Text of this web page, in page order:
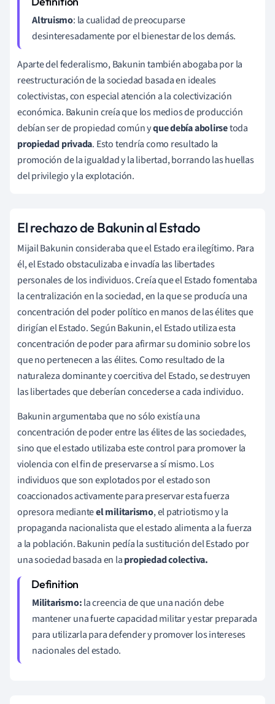
Altruismo: la cualidad de preocuparse
desinteresadamente por el bienestar de los demás.
Aparte del federalismo, Bakunin también abogaba por la
reestructuración de la sociedad basada en ideales
colectivistas, con especial atención a la colectivización
económica. Bakunin creía que los medios de producción
debían ser de propiedad común yque debía abolirsetoda
propiedad privada. Esto tendría como resultado la
promoción de la igualdad y la libertad, borrando las huellas
del privilegio y la explotación.
El rechazo de Bakunin al Estado
Mijail Bakunin consideraba que el Estado era ilegítimo. Para
él, el Estado obstaculizaba e invadía las libertades
personales de los individuos. Creía que el Estado fomentaba
la centralización en la sociedad, en la que se producía una
concentración del poder político en manos de las élites que
dirigían el Estado. Según Bakunin, el Estado utiliza esta
concentración de poder para afirmar su dominio sobre los
que no pertenecen a las élites. Como resultado de la
naturaleza dominante y coercitiva del Estado, se destruyen
las libertades que deberían concederse a cada individuo.
Bakunin argumentaba que no sólo existía una
concentración de poder entre las élites de las sociedades,
sino que el estado utilizaba este control para promover la
violencia con el fin de preservarse a sí mismo. Los
individuos que son explotados por el estado son
coaccionados activamente para preservar esta fuerza
opresora medianteel militarismo, el patriotismo y la
propaganda nacionalista que el estado alimenta a la fuerza
a la población. Bakunin pedía la sustitución del Estado por
una sociedad basada en lapropiedad colectiva.
Militarismo:la creencia de que una nación debe
mantener una fuerte capacidad militar y estar preparada
para utilizarla para defender y promover los intereses
nacionales del estado.